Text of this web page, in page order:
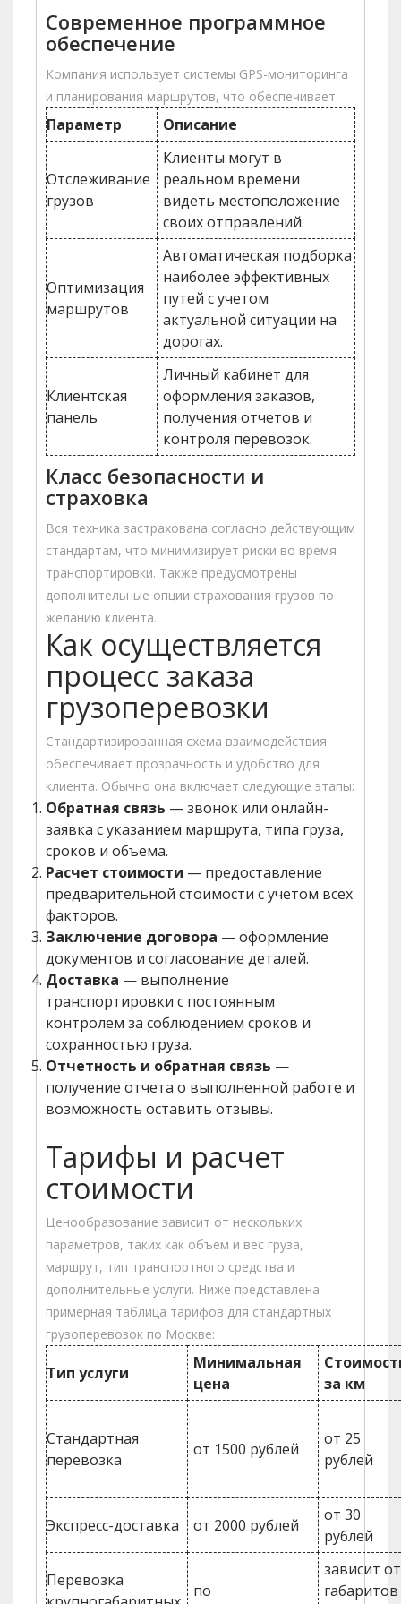
Современное программное
обеспечение
Компания использует системы GPS-мониторинга
и планирования маршрутов, что обеспечивает:
Параметр Описание
Отслеживание
грузов
Клиенты могут в
реальном времени
видеть местоположение
своих отправлений.
Оптимизация
маршрутов
Автоматическая подборка
наиболее эффективных
путей с учетом
актуальной ситуации на
дорогах.
Клиентская
панель
Личный кабинет для
оформления заказов,
получения отчетов и
контроля перевозок.
Класс безопасности и
страховка
Вся техника застрахована согласно действующим
стандартам, что минимизирует риски во время
транспортировки. Также предусмотрены
дополнительные опции страхования грузов по
желанию клиента.
Как осуществляется
процесс заказа
грузоперевозки
Стандартизированная схема взаимодействия
обеспечивает прозрачность и удобство для
клиента. Обычно она включает следующие этапы:
Обратная связь — звонок или онлайн-
заявка с указанием маршрута, типа груза,
сроков и объема.
Расчет стоимости — предоставление
предварительной стоимости с учетом всех
факторов.
Заключение договора — оформление
документов и согласование деталей.
Доставка — выполнение
транспортировки с постоянным
контролем за соблюдением сроков и
сохранностью груза.
Отчетность и обратная связь —
получение отчета о выполненной работе и
возможность оставить отзывы.
Тарифы и расчет
стоимости
Ценообразование зависит от нескольких
параметров, таких как объем и вес груза,
маршрут, тип транспортного средства и
дополнительные услуги. Ниже представлена
примерная таблица тарифов для стандартных
грузоперевозок по Москве:
Тип услуги
Минимальная
цена
за км
Стандартная
перевозка
от 1500 рублей
от 25
рублей
Экспресс-доставка от 2000 рублей
от 30
рублей
Перевозка
по
зависит от
габаритов